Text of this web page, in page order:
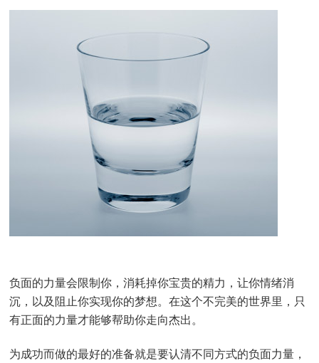
章：
败
负面的力量会限制你，消耗掉你宝贵的精力，让你情绪消
沉，以及阻止你实现你的梦想。在这个不完美的世界里，只
有正面的力量才能够帮助你走向杰出。
为成功而做的最好的准备就是要认清不同方式的负面力量，